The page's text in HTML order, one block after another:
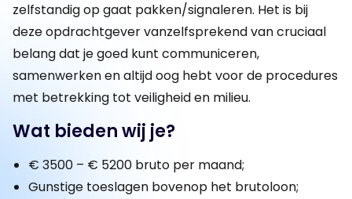
zelfstandig op gaat pakken/signaleren. Het is bij
deze opdrachtgever vanzelfsprekend van cruciaal
belang dat je goed kunt communiceren,
samenwerken en altijd oog hebt voor de procedures
met betrekking tot veiligheid en milieu.
Wat bieden wij je?
€ 3500 – € 5200 bruto per maand;
Gunstige toeslagen bovenop het brutoloon;